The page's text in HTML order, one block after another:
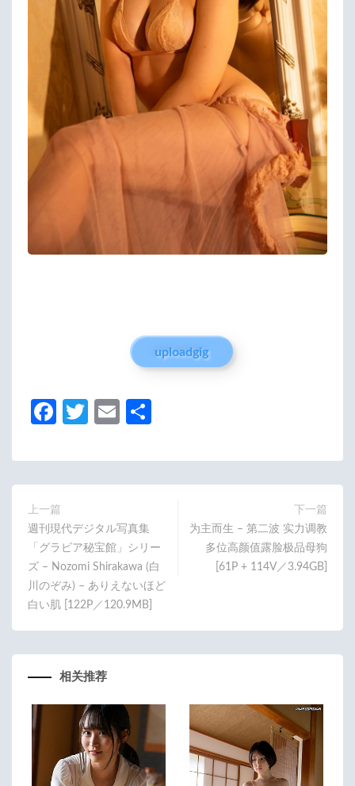
uploadgig
Fa
b
o
o
k
T
itt
er
E
ail
上一篇
週刊現代デジタル写真集
「グラビア秘宝館」シリー
ズ – Nozomi Shirakawa (白
川のぞみ) – ありえないほど
白い肌 [122P／120.9MB]
下一篇
为主而生 – 第二波 实力调教
多位高颜值露脸极品母狗
[61P + 114V／3.94GB]
相关推荐